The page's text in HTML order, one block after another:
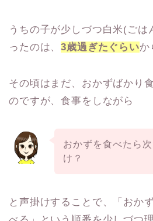
うちの子が少しづつ白米(ごは
ったのは、3歳過ぎたぐらいか
その頃はまだ、おかずばかり
のですが、食事をしながら
おかずを食べたら
け？
と声掛けすることで、「おか